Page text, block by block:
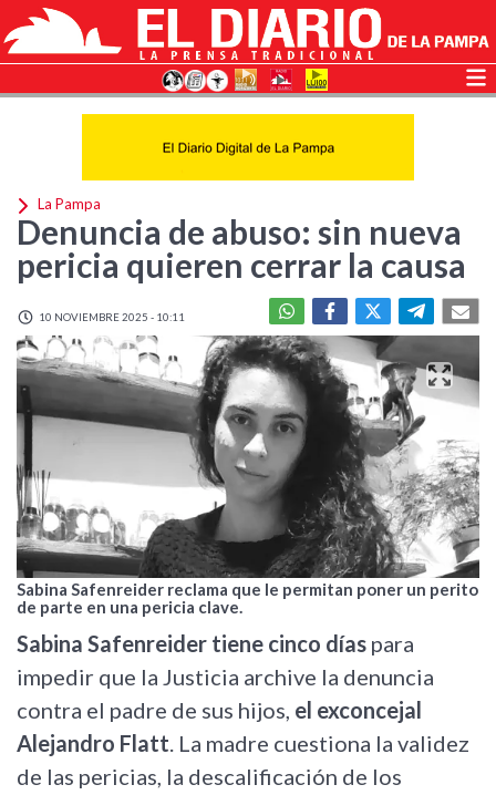
La Pampa
Denuncia de abuso: sin nueva
pericia quieren cerrar la causa
10 NOVIEMBRE 2025 - 10:11
Sabina Safenreider reclama que le permitan poner un perito
de parte en una pericia clave.
Sabina Safenreider tiene cinco días para
impedir que la Justicia archive la denuncia
contra el padre de sus hijos, el exconcejal
Alejandro Flatt. La madre cuestiona la validez
de las pericias, la descalificación de los